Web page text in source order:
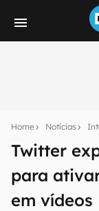
Home Notícias
Twitter
para
em vídeos
notícias e
mão.
E-mail